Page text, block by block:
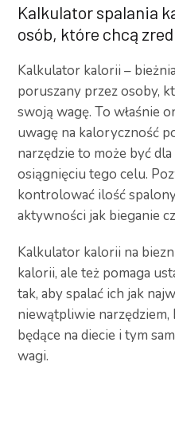
Kalkulator spalania
osób, które chcą
Kalkulator kalorii –
poruszany przez osoby,
swoją wagę. To właśnie
uwagę na kaloryczność
narzędzie to może być
osiągnięciu tego celu.
kontrolować ilość
aktywności jak bieganie
Kalkulator kalorii na
kalorii, ale też pomaga
tak, aby spalać ich jak
niewątpliwie
będące na diecie i tym
wagi.